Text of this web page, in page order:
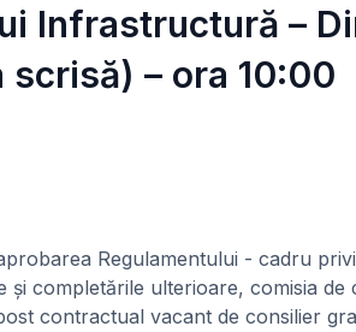
Infrastructură –
scrisă) – ora 10:00
Regulamentului - cadru
completările ulterioare, comisia
contractual vacant de consilier